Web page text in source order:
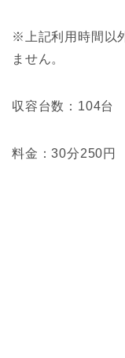
※上記利用時間以
ません。
収容台数：104台
料金：30分250円